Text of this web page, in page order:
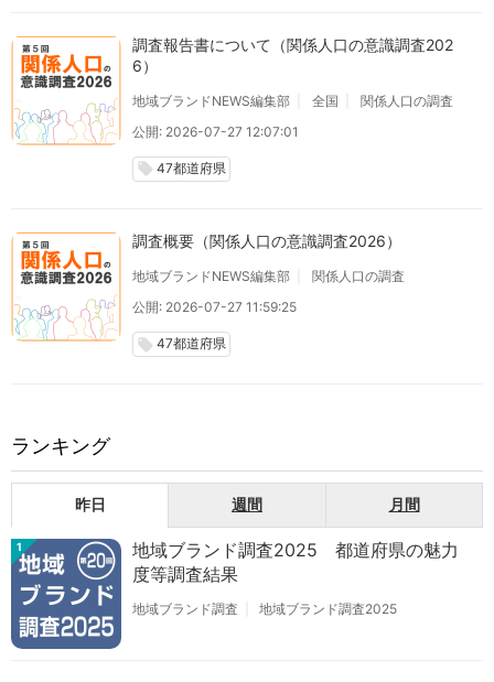
調査報告書について（関係人口の意識調査202
6）
地域ブランドNEWS編集部 全国
関係人口の調査
公開: 2026-07-27 12:07:01
local_offer 47都道府県
調査概要（関係人口の意識調査2026）
地域ブランドNEWS編集部
関係人口の調査
公開: 2026-07-27 11:59:25
local_offer 47都道府県
ランキング
昨日 週間 月間
1
地域ブランド調査2025 都道府県の魅力
度等調査結果
地域ブランド調査 地域ブランド調査2025